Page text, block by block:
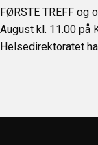
FØRSTE TREFF og
August kl. 11.00 på
Helsedirektoratet